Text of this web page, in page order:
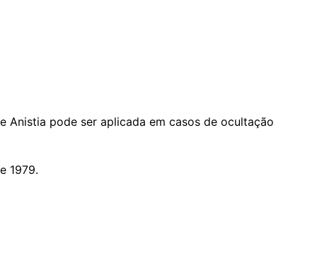
Anistia pode ser aplicada em casos de ocultação
1979.